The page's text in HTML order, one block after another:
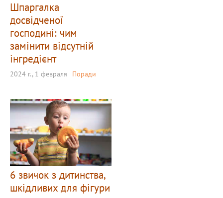
Шпаргалка
досвідченої
господині: чим
замінити відсутній
інгредієнт
2024 г., 1 февраля Поради
6 звичок з дитинства,
шкідливих для фігури